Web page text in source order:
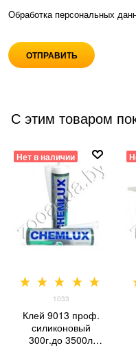
Обработка персональных
С этим товаром
Нет в наличии
1033
Клей 9013 проф.
силиконовый
300г.до 3500л